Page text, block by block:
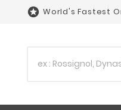
 World's Fastest